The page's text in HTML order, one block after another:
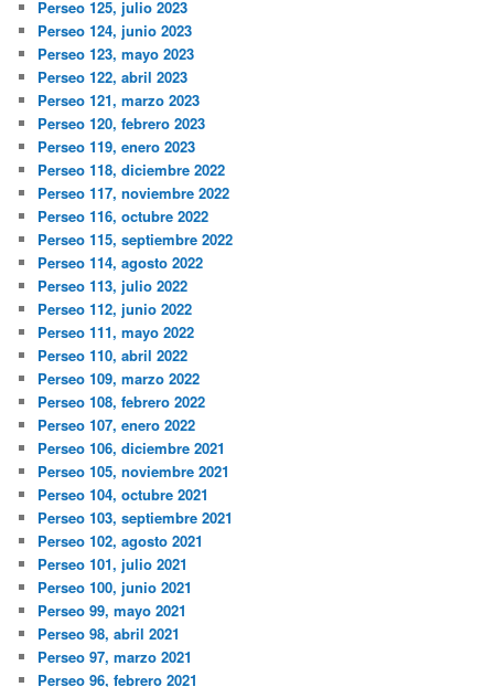
Perseo 125, julio 2023
Perseo 124, junio 2023
Perseo 123, mayo 2023
Perseo 122, abril 2023
Perseo 121, marzo 2023
Perseo 120, febrero 2023
Perseo 119, enero 2023
Perseo 118, diciembre 2022
Perseo 117, noviembre 2022
Perseo 116, octubre 2022
Perseo 115, septiembre 2022
Perseo 114, agosto 2022
Perseo 113, julio 2022
Perseo 112, junio 2022
Perseo 111, mayo 2022
Perseo 110, abril 2022
Perseo 109, marzo 2022
Perseo 108, febrero 2022
Perseo 107, enero 2022
Perseo 106, diciembre 2021
Perseo 105, noviembre 2021
Perseo 104, octubre 2021
Perseo 103, septiembre 2021
Perseo 102, agosto 2021
Perseo 101, julio 2021
Perseo 100, junio 2021
Perseo 99, mayo 2021
Perseo 98, abril 2021
Perseo 97, marzo 2021
Perseo 96, febrero 2021